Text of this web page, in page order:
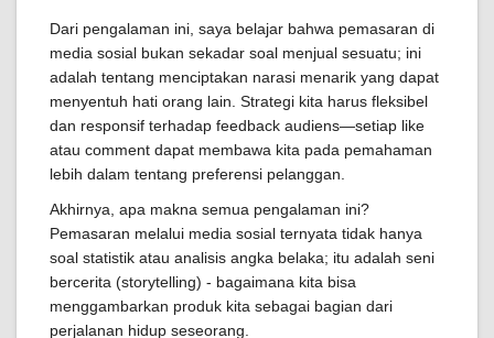
Dari pengalaman ini, saya belajar bahwa pemasaran di
media sosial bukan sekadar soal menjual sesuatu; ini
adalah tentang menciptakan narasi menarik yang dapat
menyentuh hati orang lain. Strategi kita harus fleksibel
dan responsif terhadap feedback audiens—setiap like
atau comment dapat membawa kita pada pemahaman
lebih dalam tentang preferensi pelanggan.
Akhirnya, apa makna semua pengalaman ini?
Pemasaran melalui media sosial ternyata tidak hanya
soal statistik atau analisis angka belaka; itu adalah seni
bercerita (storytelling) - bagaimana kita bisa
menggambarkan produk kita sebagai bagian dari
perjalanan hidup seseorang.